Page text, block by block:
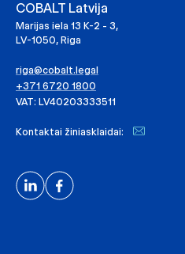
COBALT Latvija
Marijas iela 13 K-2 - 3,
LV-1050, Riga
riga@cobalt.legal
+371 6720 1800
VAT: LV40203333511
Kontaktai žiniasklaidai: